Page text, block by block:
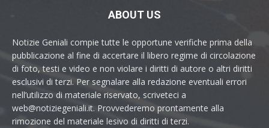
ABOUT US
Notizie Geniali compie tutte le opportune verifiche prima della
pubblicazione al fine di accertare il libero regime di circolazione
di foto, testi e video e non violare i diritti di autore o altri diritti
esclusivi di terzi. Per segnalare alla redazione eventuali errori
nell’utilizzo di materiale riservato, scriveteci a
web@notiziegeniali.it. Provvederemo prontamente alla
rimozione del materiale lesivo di diritti di terzi.